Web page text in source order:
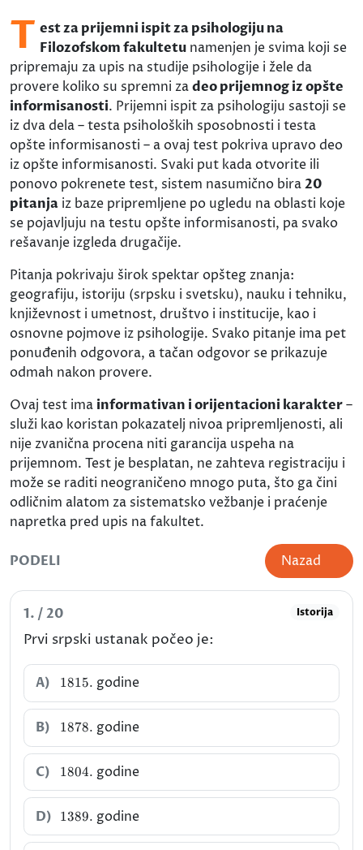
T est za prijemni ispit za psihologiju na
Filozofskom fakultetunamenjen je svima koji se
pripremaju za upis na studije psihologije i žele da
provere koliko su spremni zadeo prijemnog iz opšte
informisanosti. Prijemni ispit za psihologiju sastoji se
iz dva dela – testa psiholoških sposobnosti i testa
opšte informisanosti – a ovaj test pokriva upravo deo
iz opšte informisanosti. Svaki put kada otvorite ili
ponovo pokrenete test, sistem nasumično bira20
pitanja iz baze pripremljene po ugledu na oblasti koje
se pojavljuju na testu opšte informisanosti, pa svako
rešavanje izgleda drugačije.
Pitanja pokrivaju širok spektar opšteg znanja:
geografiju, istoriju (srpsku i svetsku), nauku i tehniku,
književnost i umetnost, društvo i institucije, kao i
osnovne pojmove iz psihologije. Svako pitanje ima pet
ponuđenih odgovora, a tačan odgovor se prikazuje
odmah nakon provere.
Ovaj test ima informativan i orijentacioni karakter–
služi kao koristan pokazatelj nivoa pripremljenosti, ali
nije zvanična procena niti garancija uspeha na
prijemnom. Test je besplatan, ne zahteva registraciju i
može se raditi neograničeno mnogo puta, što ga čini
odličnim alatom za sistematsko vežbanje i praćenje
napretka pred upis na fakultet.
PODELI Nazad
1. / 20 Istorija
Prvi srpski ustanak počeo je:
A) 1815.
1815. godine
B) 1878.
1878. godine
C) 1804.
1804. godine
D) 1389.
1389. godine